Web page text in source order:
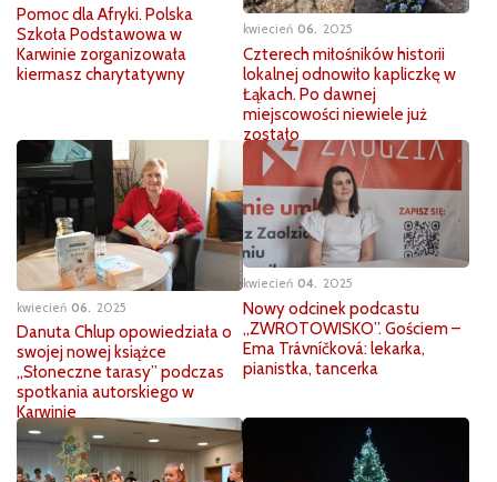
Pomoc dla Afryki. Polska
Szkoła Podstawowa w
Karwinie zorganizowała
kiermasz charytatywny
kwiecień 06 2025
Czterech miłośników historii
lokalnej odnowiło kapliczkę w
Łąkach. Po dawnej
miejscowości niewiele już
zostało
kwiecień 06 2025
Danuta Chlup opowiedziała o
swojej nowej książce
„Słoneczne tarasy” podczas
spotkania autorskiego w
Karwinie
kwiecień 04 2025
Nowy odcinek podcastu
„ZWROTOWISKO”. Gościem –
Ema Trávníčková: lekarka,
pianistka, tancerka